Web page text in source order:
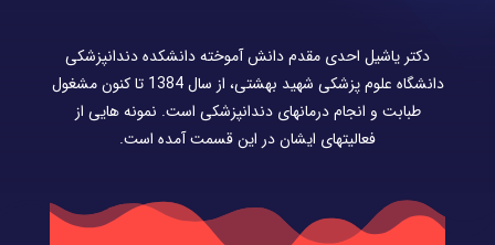
دکتر یاشیل احدی مقدم دانش آموخته دانشکده دندانپزشکی
دانشگاه علوم پزشکی شهید بهشتی، از سال 1384 تا کنون مشغول
طبابت و انجام درمانهای دندانپزشکی است. نمونه هایی از
فعالیتهای ایشان در این قسمت آمده است.